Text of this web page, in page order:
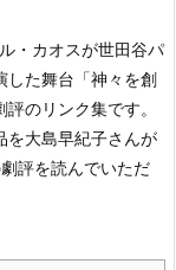
・カオスが世田谷パ
した舞台「神々を創
のリンク集です。
を大島早紀子さんが
評を読んでいただ